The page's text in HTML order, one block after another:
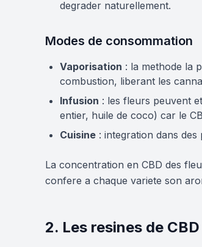
degrader naturellement.
Modes de consommation
Vaporisation : la methode la
combustion, liberant les
Infusion : les fleurs peuvent
entier, huile de coco) car le
Cuisine : integration dans
La concentration en CBD des
confere a chaque variete son
2. Les resines de